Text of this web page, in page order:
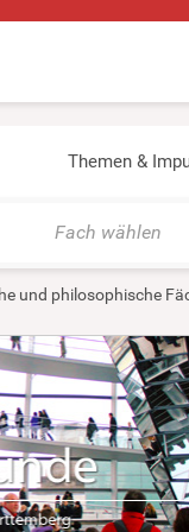
Themen &
Fach wählen
und philosophische